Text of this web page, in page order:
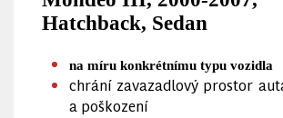
Hatchback, Sedan
na míru konkrétnímu typu vozidla
chrání zavazadlový prostor
a poškození